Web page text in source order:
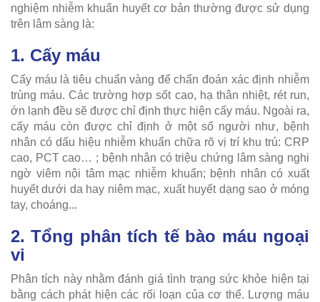
nghiệm nhiễm khuẩn huyết cơ bản thường được sử dụng
trên lâm sàng là:
1. Cấy máu
Cấy máu là tiêu chuẩn vàng để chẩn đoán xác định nhiễm
trùng máu. Các trường hợp sốt cao, hạ thân nhiệt, rét run,
ớn lạnh đều sẽ được chỉ định thực hiện cấy máu. Ngoài ra,
cấy máu còn được chỉ định ở một số người như, bệnh
nhân có dấu hiệu nhiễm khuẩn chữa rõ vị trí khu trú: CRP
cao, PCT cao… ; bệnh nhân có triệu chứng lâm sàng nghi
ngờ viêm nội tâm mạc nhiễm khuẩn; bệnh nhân có xuất
huyết dưới da hay niêm mạc, xuất huyết dạng sao ở móng
tay, choáng...
2. Tổng phân tích tế bào máu ngoại
vi
Phân tích này nhằm đánh giá tình trạng sức khỏe hiện tại
bằng cách phát hiện các rối loạn của cơ thể. Lượng máu